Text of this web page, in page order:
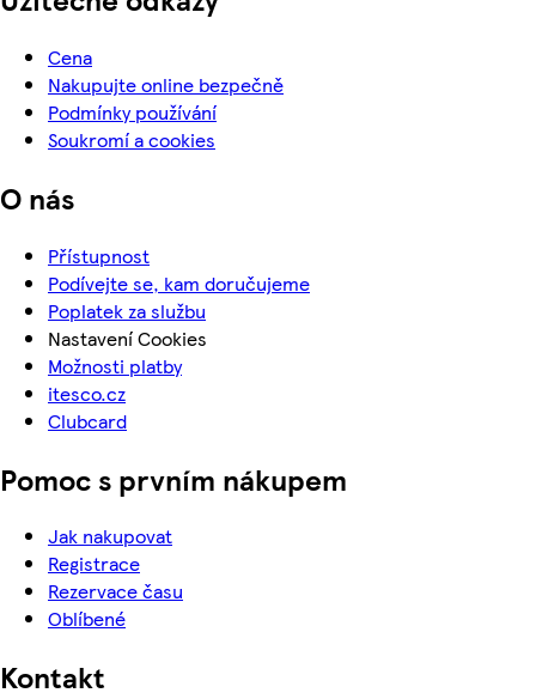
Cena
Nakupujte online bezpečně
Podmínky používání
Soukromí a cookies
O nás
Přístupnost
Podívejte se, kam doručujeme
Poplatek za službu
Nastavení Cookies
Možnosti platby
itesco.cz
Clubcard
Pomoc s prvním nákupem
Jak nakupovat
Registrace
Rezervace času
Oblíbené
Kontakt